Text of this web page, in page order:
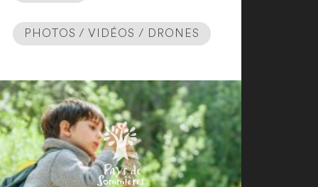
PHOTOS / VIDÉOS / DRONES